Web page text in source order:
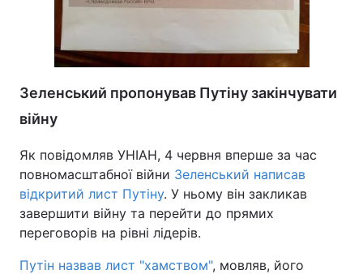
Зеленський пропонував Путіну закінчувати
війну
Як повідомляв УНІАН, 4 червня вперше за час
повномасштабної війни Зеленський написав
відкритий лист Путіну. У ньому він закликав
завершити війну та перейти до прямих
переговорів на рівні лідерів.
Путін назвав лист "хамством", мовляв, його